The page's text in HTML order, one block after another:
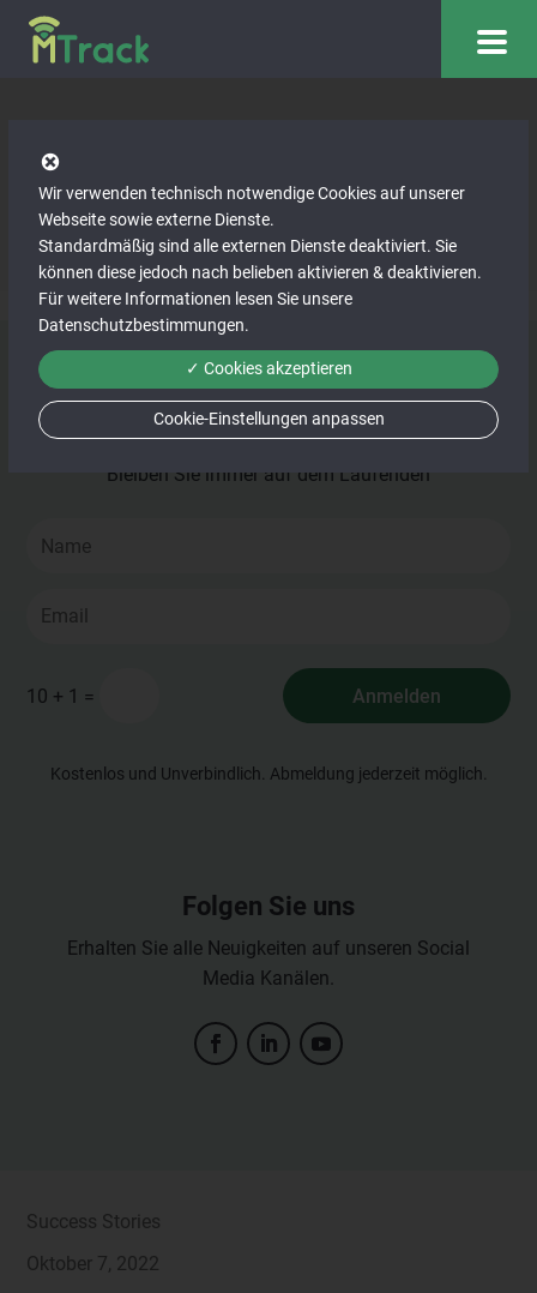
„In der Lohnverrechnung
sehen wir große Fortschritte.“
Newsletter-Anmeldung
Bleiben Sie immer auf dem Laufenden
10 + 1 = Anmelden
Kostenlos und Unverbindlich. Abmeldung jederzeit möglich.
Folgen Sie uns
Erhalten Sie alle Neuigkeiten auf unseren Social
Media Kanälen.
Success Stories
Oktober 7, 2022
Wir verwenden technisch notwendige Cookies auf unserer
Webseite sowie externe Dienste.
Standardmäßig sind alle externen Dienste deaktiviert. Sie
können diese jedoch nach belieben aktivieren & deaktivieren.
Für weitere Informationen lesen Sie unsere
Datenschutzbestimmungen.
✓ Cookies akzeptieren
Cookie-Einstellungen anpassen